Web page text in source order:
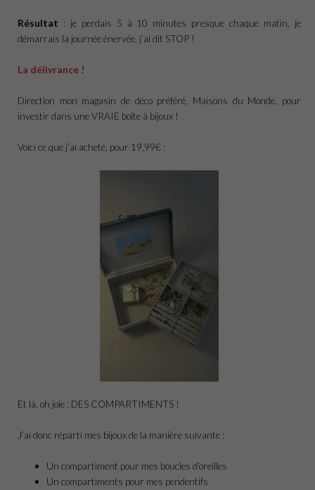
Résultat : je perdais 5 à 10 minutes presque chaque matin, je
démarrais la journée énervée, j’ai dit STOP !
La délivrance !
Direction mon magasin de déco préféré, Maisons du Monde, pour
investir dans une VRAIE boîte à bijoux !
Voici ce que j’ai acheté, pour 19,99€ :
Et là, oh joie : DES COMPARTIMENTS !
J’ai donc réparti mes bijoux de la manière suivante :
Un compartiment pour mes boucles d’oreilles
Un compartiments pour mes pendentifs